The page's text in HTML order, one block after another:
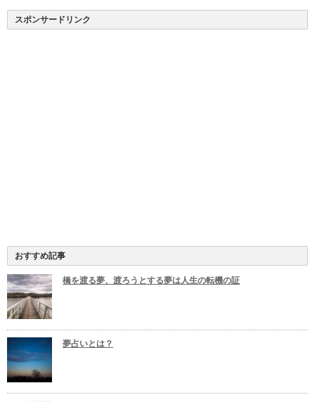
スポンサードリンク
おすすめ記事
橋を渡る夢、渡ろうとする夢は人生の転機の証
夢占いとは？